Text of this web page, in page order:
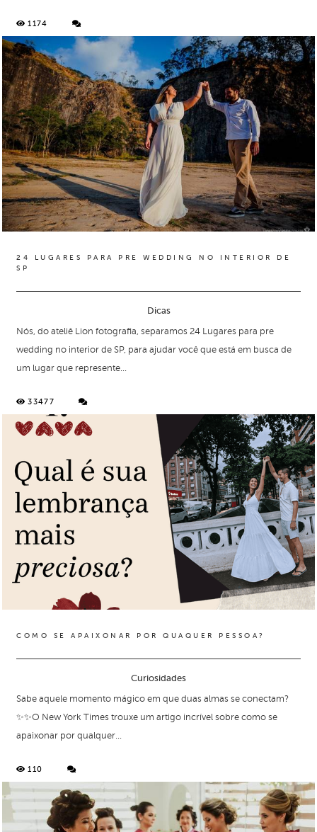
1174
24 LUGARES PARA PRE WEDDING NO INTERIOR DE
SP
Dicas
33477
Nós, do ateliê Lion fotografia, separamos 24 Lugares para pre
wedding no interior de SP, para ajudar você que está em busca de
um lugar que represente...
COMO SE APAIXONAR POR QUAQUER PESSOA?
Curiosidades
110
Sabe aquele momento mágico em que duas almas se conectam?
✨✨O New York Times trouxe um artigo incrível sobre como se
apaixonar por qualquer...